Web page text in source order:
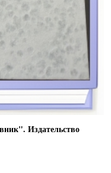
Издательство